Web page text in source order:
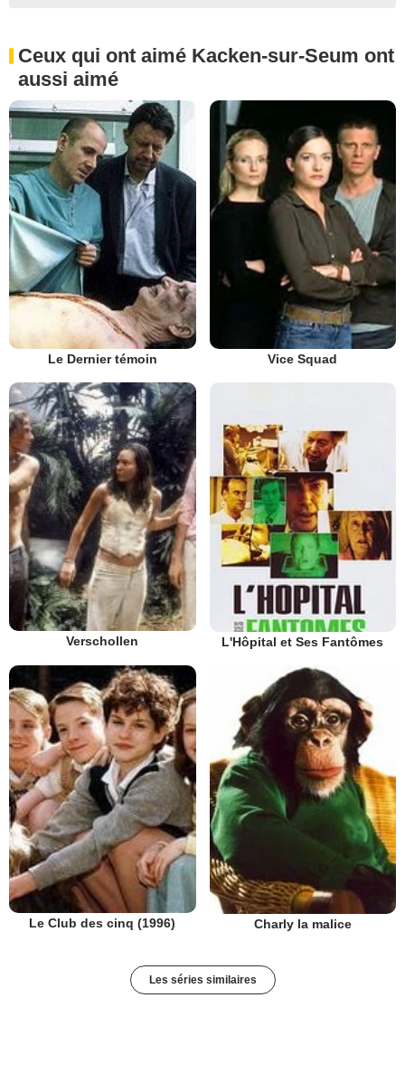
Ceux qui ont aimé Kacken-sur-Seum ont
aussi aimé
Le Dernier témoin Vice Squad
Verschollen L'Hôpital et Ses Fantômes
Le Club des cinq (1996) Charly la malice
Les séries similaires